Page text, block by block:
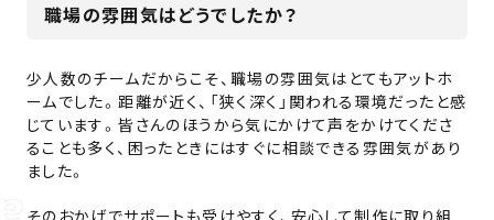
職場の雰囲気はどうでしたか？
少人数のチームだからこそ、職場の雰囲気はとてもアットホ
ームでした。距離が近く、「狭く深く」関われる環境だったと感
じています。皆さんのほうから気にかけて声をかけてくださ
ることも多く、困ったときにはすぐに相談できる雰囲気があり
ました。